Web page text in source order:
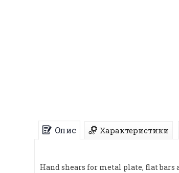
Опис Характеристики
Hand shears for metal plate, flat bars